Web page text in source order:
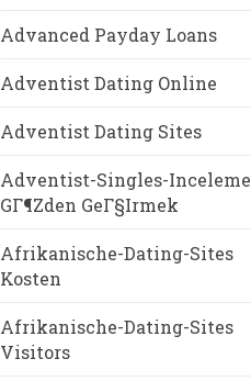
Advanced Payday Loans
Adventist Dating Online
Adventist Dating Sites
Adventist-Singles-Inceleme
GГ¶zden GeГ§irmek
Afrikanische-Dating-Sites
Kosten
Afrikanische-Dating-Sites
Visitors